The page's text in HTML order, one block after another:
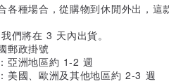
各種場合，從購物到休閒外出，這
們將在 3 天內出貨。
郵政掛號
亞洲地區約 1-2 週
美國、歐洲及其他地區約 2-3 週